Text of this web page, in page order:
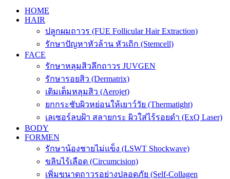
HOME
HAIR
ปลูกผมถาวร (FUE Follicular Hair Extraction)
รักษาปัญหาหัวล้าน หัวเถิก (Stemcell)
FACE
รักษาหลุมสิวลึกถาวร JUVGEN
รักษารอยสิว (Dermatrix)
เติมเต็มหลุมสิว (Aerojet)
ยกกระชับผิวหย่อนให้เยาว์วัย (Thermatight)
เลเซอร์ลบฝ้า สลายกระ ผิวใส่ไร้รอยดำ (ExQ Laser)
BODY
FORMEN
รักษาน้องชายไม่แข็ง (LSWT Shockwave)
ขลิบไร้เลือด (Circumcision)
เพิ่มขนาดถาวรอย่างปลอดภัย (Self-Collagen